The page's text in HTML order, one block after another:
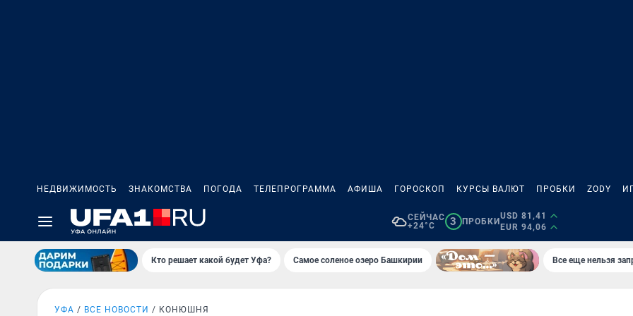
НЕДВИЖИМОСТЬ ЗНАКОМСТВА ПОГОДА ТЕЛЕПРОГРАММА АФИША ГОРОСКОП КУРСЫ ВАЛЮТ ПРОБКИ ZODY
СЕЙЧАС
+24°C
3 ПРОБКИ
USD 81,41
EUR 94,06
Кто решает какой будет Уфа? Самое соленое озеро Башкирии Все еще нельзя
УФА ВСЕ НОВОСТИ КОНЮШНЯ